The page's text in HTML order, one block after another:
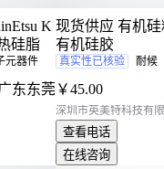
胶粘带施工也依赖三件
脂，Sa2.5级喷砂除锈
量需≥80%，形成阴极保
缘平整，减少搭接缝隙
了防腐效果
东东莞
K
硅脂
元器件
￥45.00
现货供应 有机硅粘
有机硅胶
真实性已核验 耐候
深圳市英美特科技有
查看电话
在线咨询